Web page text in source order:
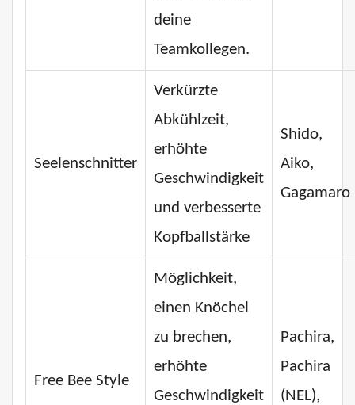
deine
Teamkollegen.
Seelenschnitter
Verkürzte
Abkühlzeit,
erhöhte
Geschwindigkeit
und verbesserte
Kopfballstärke
Shido,
Aiko,
Gagamaro
Free Bee Style
Möglichkeit,
einen Knöchel
zu brechen,
erhöhte
Geschwindigkeit
Pachira,
Pachira
(NEL),